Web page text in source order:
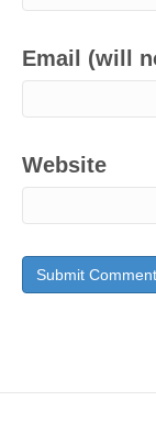
Email (will
Website